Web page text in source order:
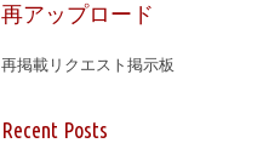
再アップロード
再掲載リクエスト掲示板
Recent Posts